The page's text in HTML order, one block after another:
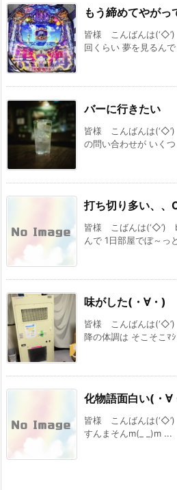
もう締めてやが
皆様 こんばんは(‘◇’)
回くらい 夢を見るん
バーに行きたい
皆様 こんばんは(‘◇’)
の問い合わせが いく
打ち切り多い、、
皆様 こばんは(‘◇’)ゞ
んで 1日部屋でぼ～っ
味がした(・∀・)
皆様 こんばんは(‘◇’)
降の体調は そこそこﾏ
化物語面白い(・∀
皆様 こんばんは(‘◇’)
すんまそんm(_ _)m ...